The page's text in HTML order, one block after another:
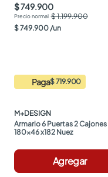
$ 749.900
$ 1.199.900
$749.900 /un
Paga$ 719.900
M+DESIGN
Armario 6 Puertas 2 Cajones
180x46 x182 Nuez
Agregar